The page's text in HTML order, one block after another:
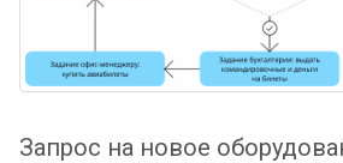
Запрос на новое